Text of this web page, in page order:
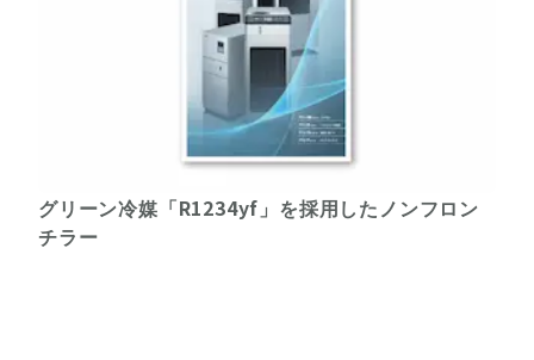
グリーン冷媒「R1234yf」を採用したノンフロン
チラー